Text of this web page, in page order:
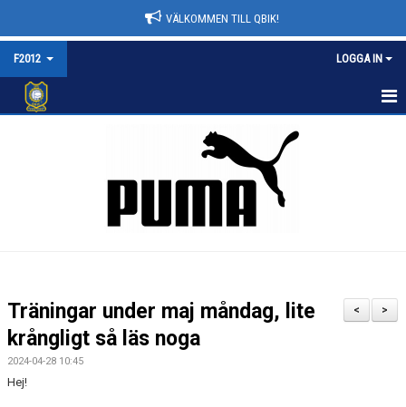
VÄLKOMMEN TILL QBIK!
F2012 LOGGA IN
BILDGALLERI
DOKUMENT
>
<
Träningar under maj måndag, lite
krångligt så läs noga
2024-04-28 10:45
Hej!